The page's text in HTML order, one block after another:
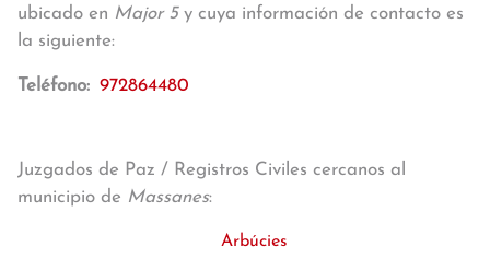
ubicado en Major 5y cuya información de contacto es
la siguiente:
Teléfono: 972864480
Juzgados de Paz / Registros Civiles cercanos al
municipio de Massanes:
Arbúcies